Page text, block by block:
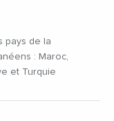
pays de la
: Maroc,
et Turquie